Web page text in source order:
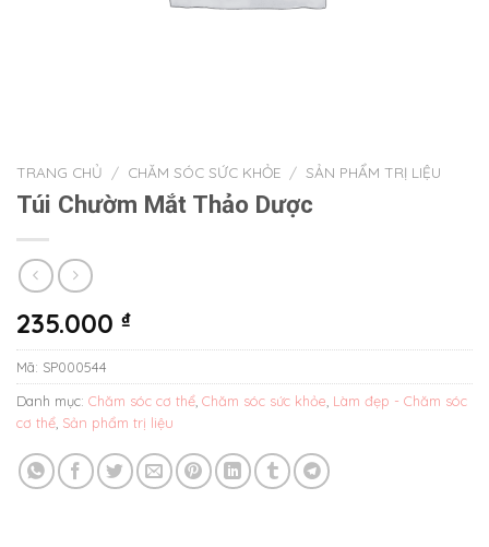
TRANG CHỦ / CHĂM SÓC SỨC KHỎE / SẢN PHẨM TRỊ LIỆU
Túi Chườm Mắt Thảo Dược
235.000 ₫
Mã: SP000544
Danh mục: Chăm sóc cơ thể, Chăm sóc sức khỏe, Làm đẹp - Chăm sóc
cơ thể, Sản phẩm trị liệu